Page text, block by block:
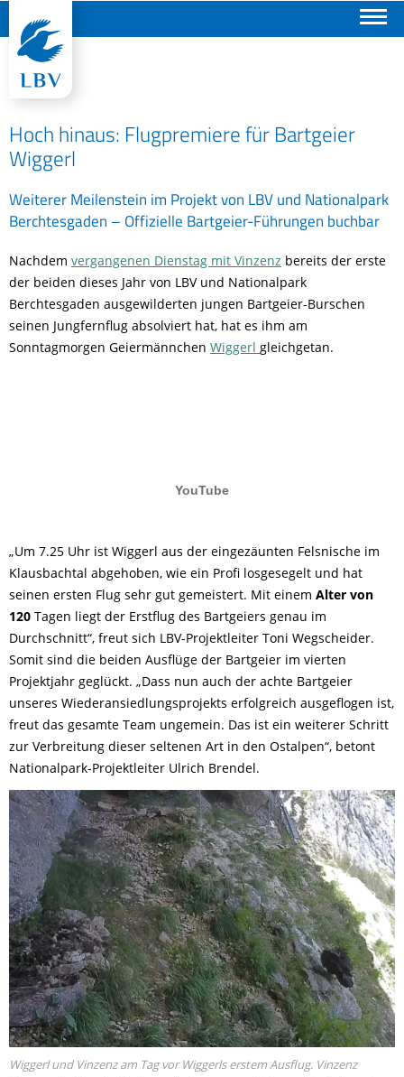
Hoch hinaus: Flugpremiere für Bartgeier
Wiggerl
Weiterer Meilenstein im Projekt von LBV und Nationalpark
Berchtesgaden – Offizielle Bartgeier-Führungen buchbar
Nachdem vergangenen Dienstag mit Vinzenz bereits der erste
der beiden dieses Jahr von LBV und Nationalpark
Berchtesgaden ausgewilderten jungen Bartgeier-Burschen
seinen Jungfernflug absolviert hat, hat es ihm am
Sonntagmorgen Geiermännchen Wiggerl gleichgetan.
„Um 7.25 Uhr ist Wiggerl aus der eingezäunten Felsnische im
Klausbachtal abgehoben, wie ein Profi losgesegelt und hat
seinen ersten Flug sehr gut gemeistert. Mit einem Alter von
120 Tagen liegt der Erstflug des Bartgeiers genau im
Durchschnitt“, freut sich LBV-Projektleiter Toni Wegscheider.
Somit sind die beiden Ausflüge der Bartgeier im vierten
Projektjahr geglückt. „Dass nun auch der achte Bartgeier
unseres Wiederansiedlungsprojekts erfolgreich ausgeflogen ist,
freut das gesamte Team ungemein. Das ist ein weiterer Schritt
zur Verbreitung dieser seltenen Art in den Ostalpen“, betont
Nationalpark-Projektleiter Ulrich Brendel.
Wiggerl und Vinzenz am Tag vor Wiggerls erstem Ausflug. Vinzenz